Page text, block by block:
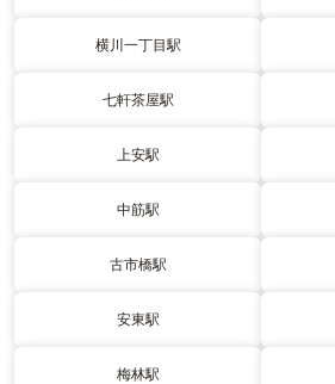
横川一丁目駅
七軒茶屋駅
上安駅
中筋駅
古市橋駅
安東駅
梅林駅